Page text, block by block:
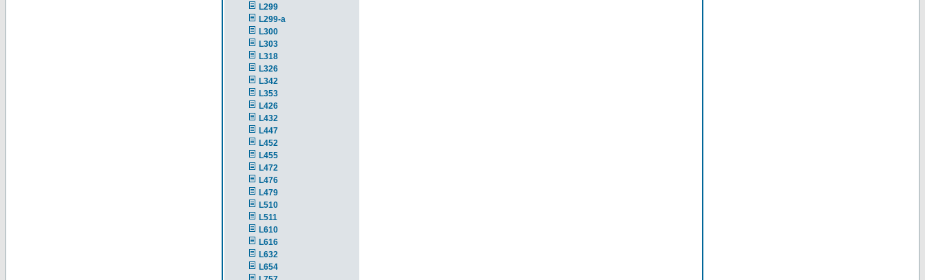
L299
L299-a
L300
L303
L318
L326
L342
L353
L426
L432
L447
L452
L455
L472
L476
L479
L510
L511
L610
L616
L632
L654